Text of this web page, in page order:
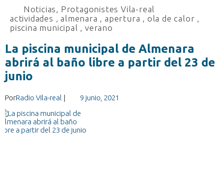
Noticias, Protagonistes Vila-real
actividades , almenara , apertura , ola de calor ,
piscina municipal ,verano
La piscina municipal de Almenara
abrirá al baño libre a partir del 23 de
junio
PorRadio Vila-real | 9 junio, 2021